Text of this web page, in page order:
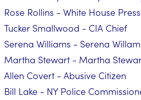
Rose Rollins - White House
Tucker Smallwood - CIA Chief
Serena Williams - Serena
Martha Stewart - Martha
Allen Covert - Abusive Citizen
Bill Lake - NY Police